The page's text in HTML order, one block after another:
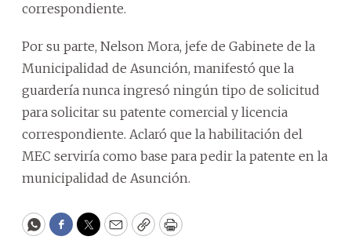
correspondiente.
Por su parte, Nelson Mora, jefe de Gabinete de la
Municipalidad de Asunción, manifestó que la
guardería nunca ingresó ningún tipo de solicitud
para solicitar su patente comercial y licencia
correspondiente. Aclaró que la habilitación del
MEC serviría como base para pedir la patente en la
municipalidad de Asunción.
WhatsApp
Facebook
Twitter
EmailCopyPrint